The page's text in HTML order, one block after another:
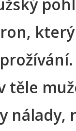
těle
nálady,